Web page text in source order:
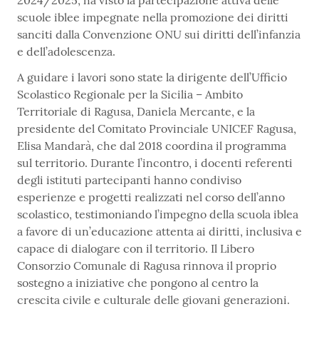
scuole iblee impegnate nella promozione dei diritti
sanciti dalla Convenzione ONU sui diritti dell’infanzia
e dell’adolescenza.
A guidare i lavori sono state la dirigente dell’Ufficio
Scolastico Regionale per la Sicilia – Ambito
Territoriale di Ragusa, Daniela Mercante, e la
presidente del Comitato Provinciale UNICEF Ragusa,
Elisa Mandarà, che dal 2018 coordina il programma
sul territorio. Durante l’incontro, i docenti referenti
degli istituti partecipanti hanno condiviso
esperienze e progetti realizzati nel corso dell’anno
scolastico, testimoniando l’impegno della scuola iblea
a favore di un’educazione attenta ai diritti, inclusiva e
capace di dialogare con il territorio. Il Libero
Consorzio Comunale di Ragusa rinnova il proprio
sostegno a iniziative che pongono al centro la
crescita civile e culturale delle giovani generazioni.